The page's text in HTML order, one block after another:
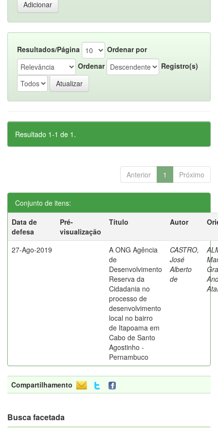
Resultados/Página
Ordenar por
Ordenar
Registro(s)
Resultado 1-1 de 1.
Anterior 1 Próximo
Conjunto de itens:
Data de
defesa
Pré-
visualização
Título Autor
27-Ago-2019
A ONG Agência
de
Desenvolvimento
Reserva da
Cidadania no
processo de
desenvolvimento
local no bairro
de Itapoama em
Cabo de Santo
Agostinho -
Pernambuco
CASTRO,
José
Alberto
de
Compartilhamento
Busca facetada